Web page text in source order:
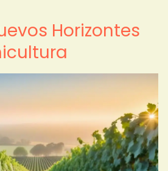
Horizontes